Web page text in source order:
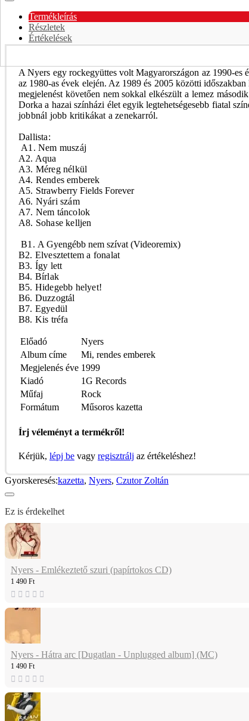
Termékleírás
Részletek
Értékelések
ANyers egy rockegyüttes volt Magyarországon az 1990-es
az 1980-as évek elején. Az 1989 és 2005 közötti
megjelenést követően nem sokkal elkészült a lemez
Dorka a hazai színházi élet egyik legtehetségesebb fiatal
jobbnál jobb kritikákat a zenekarról.
Dallista:
A1. Nem muszáj
A2. Aqua
A3. Méreg nélkül
A4. Rendes emberek
A5. Strawberry Fields Forever
A6. Nyári szám
A7. Nem táncolok
A8. Sohase kelljen
B1. A Gyengébb nem szívat (Videoremix)
B2. Elvesztettem a fonalat
B3. Így lett
B4. Bírlak
B5. Hidegebb helyet!
B6. Duzzogtál
B7. Egyedül
B8. Kis tréfa
Előadó
Nyers
Album címe
Mi, rendes emberek
Megjelenés éve 1999
Kiadó
1G Records
Műfaj
Rock
Formátum
Műsoros kazetta
Írj véleményt a termékről!
Kérjük, lépj be vagy regisztrálj az értékeléshez!
Gyorskeresés:kazetta, Nyers, Czutor Zoltán
Ez is érdekelhet
Nyers - Emlékeztető szuri (papírtokos CD)
1 490 Ft
Nyers - Hátra arc [Dugatlan - Unplugged album] (MC)
1 490 Ft